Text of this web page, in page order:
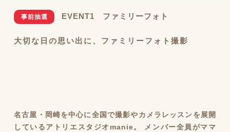
事前抽選 EVENT1 ファミリーフォト
大切な日の思い出に、ファミリーフォト撮影
名古屋・岡崎を中心に全国で撮影やカメラレッスンを展開
しているアトリエスタジオmanie。 メンバー全員がママ